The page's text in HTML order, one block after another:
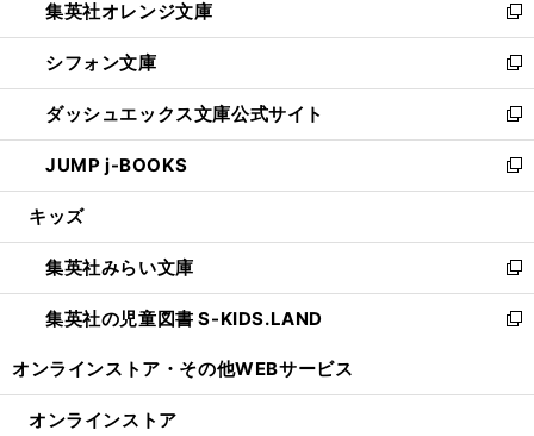
く
で
開
く
ド
ウ
で
開
く
い
ウ
ィ
ン
ド
ウ
で
開
集英社オレンジ文庫
新
し
い
ウ
ィ
ン
ド
ウ
開
く
シフォン文庫
新
し
い
ウ
ィ
ン
ウ
で
開
く
ダッシュエックス文庫公式サイト
新
し
い
ウ
ン
ド
ウ
で
JUMP j-BOOKS
新
し
ウ
ィ
ン
ド
開
キッズ
集英社みらい文庫
新
し
い
ン
集英社の児童図書 S-KIDS.LAND
新
ウ
オンラインストア・ その他WEBサービス
オンラインストア